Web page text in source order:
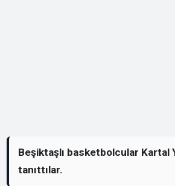
Beşiktaşlı basketbolcular Kartal
tanıttılar.